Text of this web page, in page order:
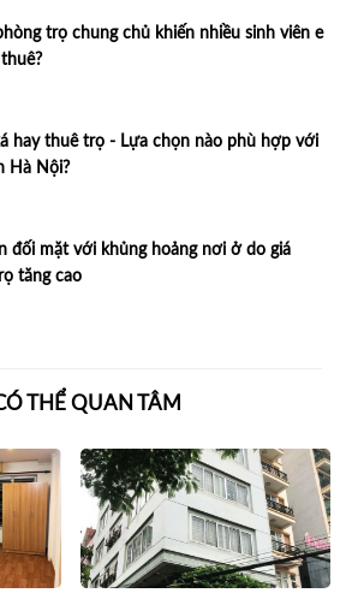
phòng trọ chung chủ khiến nhiều sinh viên e
hay thuê trọ - Lựa chọn nào phù hợp với
Hà Nội?
đối mặt với khủng hoảng nơi ở do giá
tăng cao
THỂ QUAN TÂM